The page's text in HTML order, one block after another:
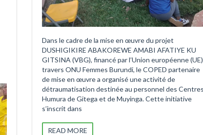
Dans le cadre de la mise en œuvre du projet
DUSHIGIKIRE ABAKOREWE AMABI AFATIYE KU
GITSINA (VBG), financé par l’Union européenne
travers ONU Femmes Burundi, le COPED partenaire
de mise en œuvre a organisé une activité de
détraumatisation destinée au personnel des
Humura de Gitega et de Muyinga. Cette initiative
s’inscrit dans
READ MORE